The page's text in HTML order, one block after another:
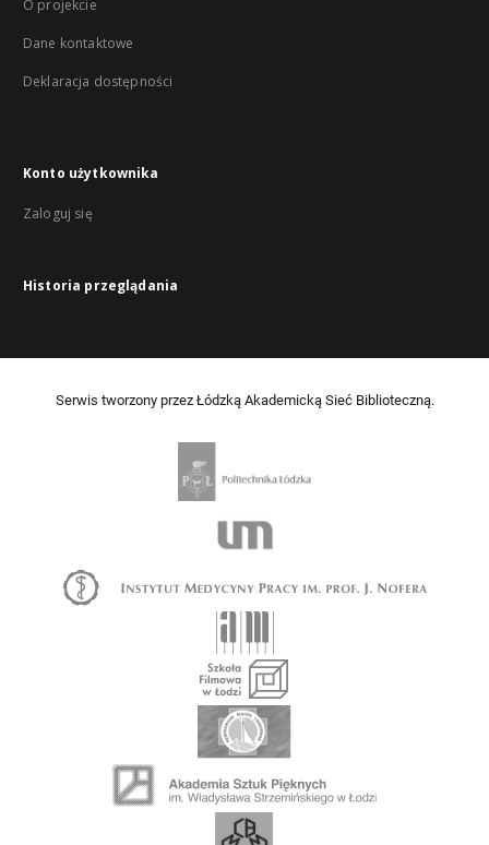
O projekcie
Dane kontaktowe
Deklaracja dostępności
Konto użytkownika
Zaloguj się
Historia przeglądania
Serwis tworzony przez Łódzką Akademicką Sieć Biblioteczną.